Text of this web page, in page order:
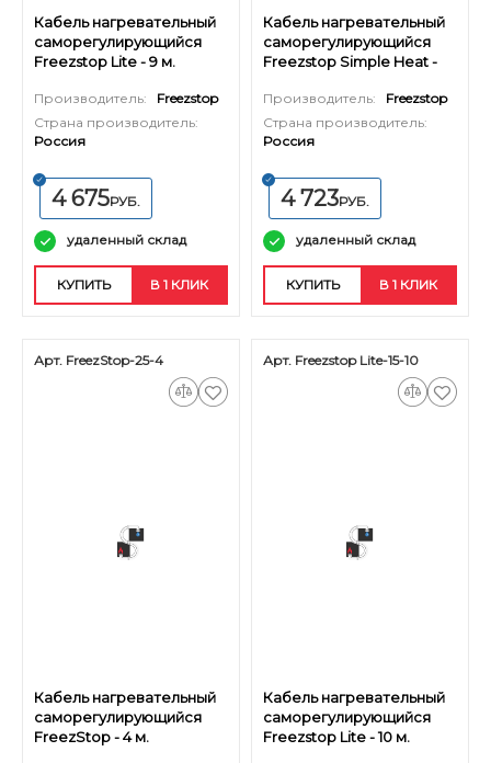
Кабель нагревательный
саморегулирующийся
Freezstop Lite - 9 м.
Производитель:
Freezstop
Страна производитель:
Россия
4 675РУБ.
удаленный склад
КУПИТЬ В 1 КЛИК
Кабель нагревательный
саморегулирующийся
Freezstop Simple Heat -
Производитель:
Freezstop
Страна производитель:
Россия
4 723РУБ.
удаленный склад
КУПИТЬ В 1 КЛИК
Арт. FreezStop-25-4
Кабель нагревательный
саморегулирующийся
FreezStop - 4 м.
Арт. Freezstop Lite-15-10
Кабель нагревательный
саморегулирующийся
Freezstop Lite - 10 м.